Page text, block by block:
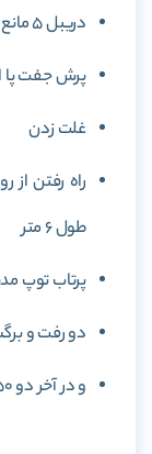
دریبل 5 مانع با توپ فوتبال و با توپ بسکتبال
پرش جفت پا از
غلت زدن
طول 6 متر
پرتاب توپ مدیسن
دو رفت و برگشت
و در آخر دو 250 متر برای پسران و 150 متر برای دختران